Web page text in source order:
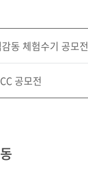
동 체험수기 공모전
공모전